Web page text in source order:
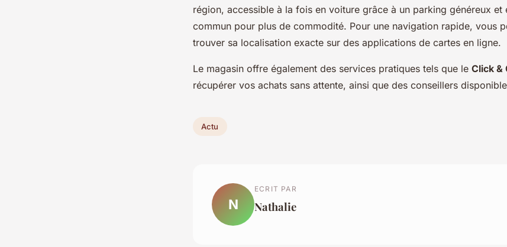
région, accessible à la fois en voiture grâce à un parking généreux et
commun pour plus de commodité. Pour une navigation rapide, vous
trouver sa localisation exacte sur des applications de cartes en ligne.
Le magasin offre également des services pratiques tels que le Click &
récupérer vos achats sans attente, ainsi que des conseillers
Actu
N
ECRIT PAR
Nathalie